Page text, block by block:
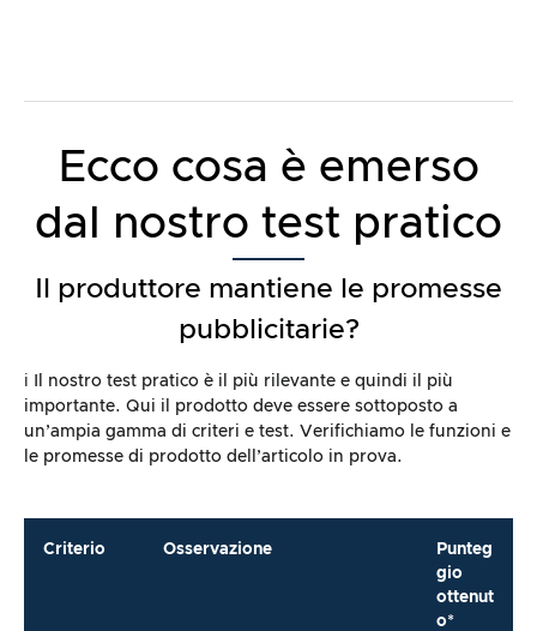
Ecco cosa è emerso
dal nostro test pratico
Il produttore mantiene le promesse
pubblicitarie?
ℹ️ Il nostro test pratico è il più rilevante e quindi il più
importante. Qui il prodotto deve essere sottoposto a
un’ampia gamma di criteri e test. Verifichiamo le funzioni e
le promesse di prodotto dell’articolo in prova.
Criterio Osservazione
Punteg
gio
ottenut
o*